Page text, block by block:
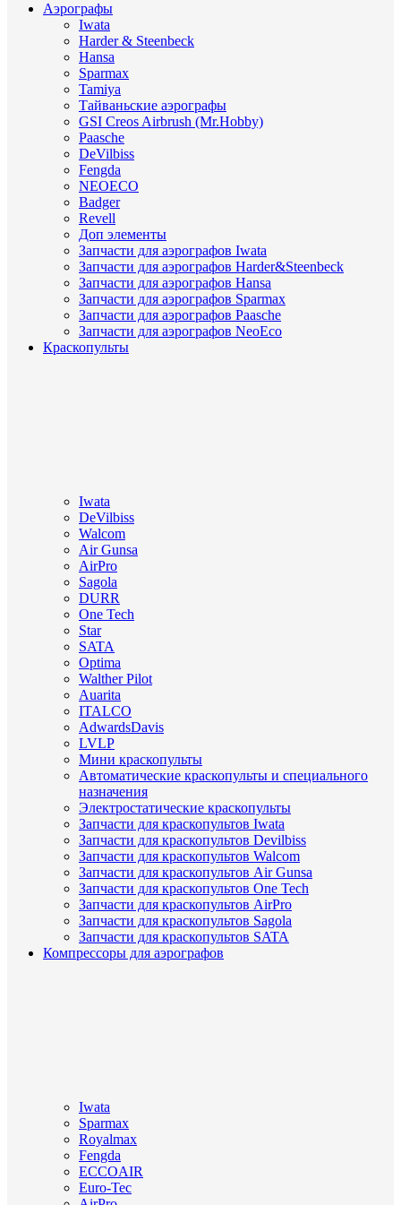
Аэрографы
Iwata
Harder & Steenbeck
Hansa
Sparmax
Tamiya
Тайваньские аэрографы
GSI Creos Airbrush (Mr.Hobby)
Paasche
DeVilbiss
Fengda
NEOECO
Badger
Revell
Доп элементы
Запчасти для аэрографов Iwata
Запчасти для аэрографов Harder&Steenbeck
Запчасти для аэрографов Hansa
Запчасти для аэрографов Sparmax
Запчасти для аэрографов Paasche
Запчасти для аэрографов NeoEco
Краскопульты
Iwata
DeVilbiss
Walcom
Air Gunsa
AirPro
Sagola
DURR
One Tech
Star
SATA
Optima
Walther Pilot
Auarita
ITALCO
AdwardsDavis
LVLP
Мини краскопульты
Автоматические краскопульты и специального
назначения
Электростатические краскопульты
Запчасти для краскопультов Iwata
Запчасти для краскопультов Devilbiss
Запчасти для краскопультов Walcom
Запчасти для краскопультов Air Gunsa
Запчасти для краскопультов One Tech
Запчасти для краскопультов AirPro
Запчасти для краскопультов Sagola
Запчасти для краскопультов SATA
Компрессоры для аэрографов
Iwata
Sparmax
Royalmax
Fengda
ECCOAIR
Euro-Tec